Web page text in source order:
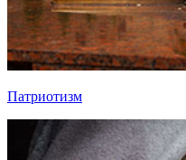
Патриотизм